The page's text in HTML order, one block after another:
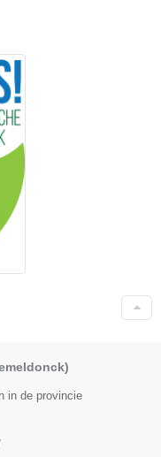
in de provincie